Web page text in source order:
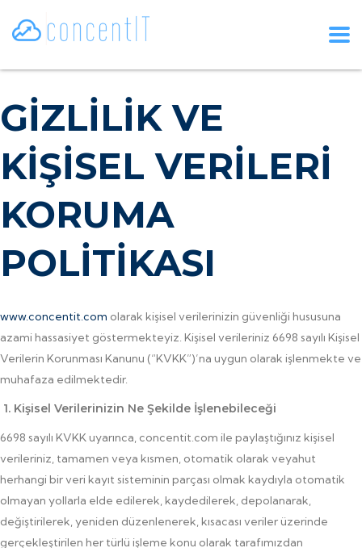
GİZLİLİK VE
KİŞİSEL VERİLERİ
KORUMA
POLİTİKASI
www.concentit.com olarak kişisel verilerinizin güvenliği hususuna
azami hassasiyet göstermekteyiz. Kişisel verileriniz 6698 sayılı Kişisel
Verilerin Korunması Kanunu (“KVKK”)’na uygun olarak işlenmekte ve
muhafaza edilmektedir.
1. Kişisel Verilerinizin Ne Şekilde İşlenebileceği
6698 sayılı KVKK uyarınca, concentit.com ile paylaştığınız kişisel
verileriniz, tamamen veya kısmen, otomatik olarak veyahut
herhangi bir veri kayıt sisteminin parçası olmak kaydıyla otomatik
olmayan yollarla elde edilerek, kaydedilerek, depolanarak,
değiştirilerek, yeniden düzenlenerek, kısacası veriler üzerinde
gerçekleştirilen her türlü işleme konu olarak tarafımızdan